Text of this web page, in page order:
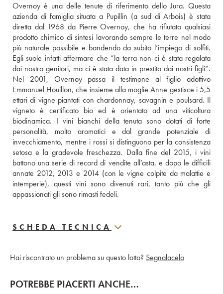
Overnoy è una delle tenute di riferimento dello Jura. Questa
azienda di famiglia situata a Pupillin (a sud di Arbois) è stata
diretta dal 1968 da Pierre Overnoy, che ha rifiutato qualsiasi
prodotto chimico di sintesi lavorando sempre le terre nel modo
più naturale possibile e bandendo da subito l’impiego di solfiti.
Egli suole infatti affermare che “la terra non ci è stata regalata
dai nostro genitori, ma ci è stata data in prestito dai nostri figli”.
Nel 2001, Overnoy passa il testimone al figlio adottivo
Emmanuel Houillon, che insieme alla moglie Anne gestisce i 5,5
ettari di vigne piantati con chardonnay, savagnin e poulsard. Il
vigneto è certificato bio ed è orientato ad una viticoltura
biodinamica. I vini bianchi della tenuta sono dotati di forte
personalità, molto aromatici e dal grande potenziale di
invecchiamento, mentre i rossi si distinguono per la consistenza
setosa e la gradevole freschezza. Dalla fine del 2015, i vini
battono una serie di record di vendite all’asta, e dopo le difficili
annate 2012, 2013 e 2014 (con le vigne colpite da malattie e
intemperie), questi vini sono divenuti rari, tanto più che gli
appassionati gli sono rimasti fedeli.
SCHEDA TECNICA
Hai riscontrato un problema su questo lotto? Segnalacelo
POTREBBE PIACERTI ANCHE…